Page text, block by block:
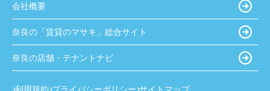
会社概要
奈良の「賃貸のマサキ」総合サイト
奈良の店舗・テナントナビ